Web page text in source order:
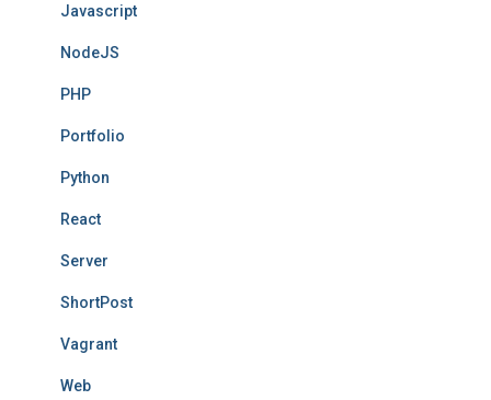
Javascript
NodeJS
PHP
Portfolio
Python
React
Server
ShortPost
Vagrant
Web